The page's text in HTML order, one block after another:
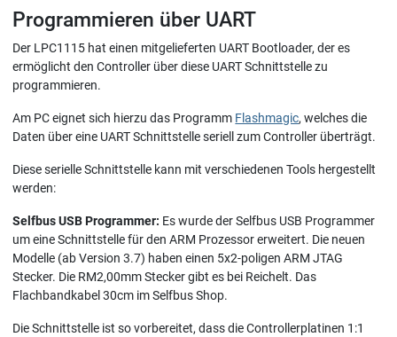
Programmieren über UART
Der LPC1115 hat einen mitgelieferten UART Bootloader, der es
ermöglicht den Controller über diese UART Schnittstelle zu
programmieren.
Am PC eignet sich hierzu das Programm Flashmagic, welches die
Daten über eine UART Schnittstelle seriell zum Controller überträgt.
Diese serielle Schnittstelle kann mit verschiedenen Tools hergestellt
werden:
Selfbus USB Programmer: Es wurde der Selfbus USB Programmer
um eine Schnittstelle für den ARM Prozessor erweitert. Die neuen
Modelle (ab Version 3.7) haben einen 5x2-poligen ARM JTAG
Stecker. Die RM2,00mm Stecker gibt es bei Reichelt. Das
Flachbandkabel 30cm im Selfbus Shop.
Die Schnittstelle ist so vorbereitet, dass die Controllerplatinen 1:1